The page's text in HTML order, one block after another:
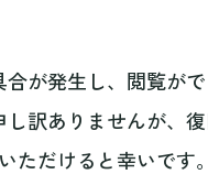
が発生し、閲覧がで
訳ありませんが、
ただけると幸いです。